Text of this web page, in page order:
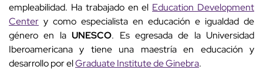
empleabilidad. Ha trabajado en el Education Development
Center y como especialista en educación e igualdad de
género en laUNESCO. Es egresada de la Universidad
Iberoamericana y tiene una maestría en educación y
desarrollo por elGraduate Institute de Ginebra.